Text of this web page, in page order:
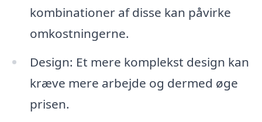
kombinationer af disse kan påvirke
omkostningerne.
Design: Et mere komplekst design kan
kræve mere arbejde og dermed øge
prisen.